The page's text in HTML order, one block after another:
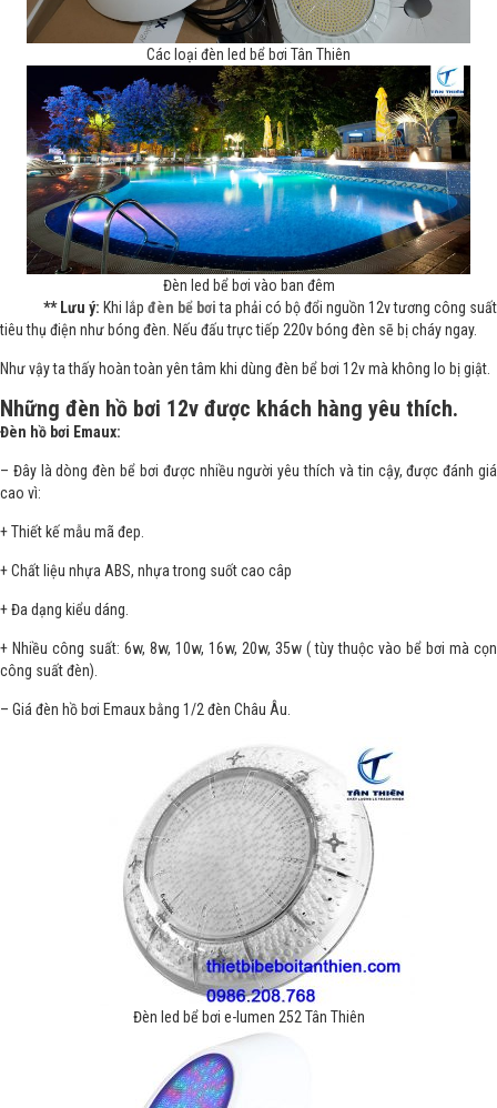
Các loại đèn led bể bơi Tân Thiên
Đèn led bể bơi vào ban đêm
** Lưu ý: Khi lắp đèn bể bơita phải có bộ đổi nguồn 12v tương công suất
tiêu thụ điện như bóng đèn. Nếu đấu trực tiếp 220v bóng đèn sẽ bị cháy ngay.
Như vậy ta thấy hoàn toàn yên tâm khi dùng đèn bể bơi 12v mà không lo bị giật.
Những đèn hồ bơi 12v được khách hàng yêu thích.
Đèn hồ bơi Emaux:
– Đây là dòng đèn bể bơi được nhiều người yêu thích và tin cậy, được đánh giá
cao vì:
+ Thiết kế mẫu mã đep.
+ Chất liệu nhựa ABS, nhựa trong suốt cao câp
+ Đa dạng kiểu dáng.
+ Nhiều công suất: 6w, 8w, 10w, 16w, 20w, 35w ( tùy thuộc vào bể bơi mà cọn
công suất đèn).
– Giá đèn hồ bơi Emaux bằng 1/2 đèn Châu Âu.
Đèn led bể bơi e-lumen 252 Tân Thiên